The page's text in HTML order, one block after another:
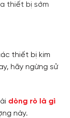
thiết bị sớm
thiết bị kim
hãy ngừng sử
dòng rò là gì
này.